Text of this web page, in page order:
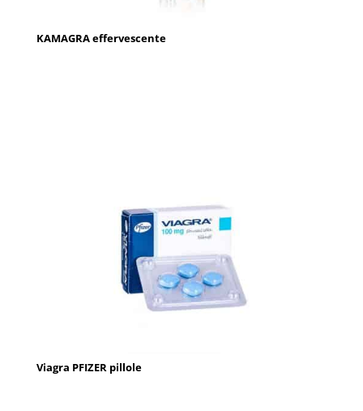
KAMAGRA effervescente
Viagra PFIZER pillole